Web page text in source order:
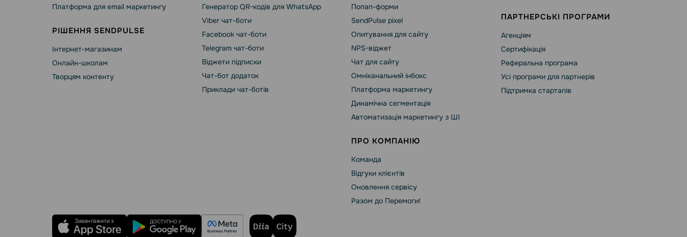
Платформа для email маркетингу
РІШЕННЯ SENDPULSE
Інтернет-магазинам
Онлайн-школам
Творцям контенту
Генератор QR-кодів для WhatsApp
Viber чат-боти
Facebook чат-боти
Telegram чат-боти
Віджети підписки
Чат-бот додаток
Приклади чат-ботів
Попап-форми
SendPulse pixel
Опитування для сайту
NPS-віджет
Чат для сайту
Омніканальний інбокс
Платформа маркетингу
Динамічна сегментація
Автоматизація маркетингу з ШІ
ПРО КОМПАНІЮ
Команда
Відгуки клієнтів
Оновлення сервісу
Разом до Перемоги!
ПАРТНЕРСЬКІ ПРОГРАМИ
Агенціям
Сертифікація
Реферальна програма
Усі програми для партнерів
Підтримка стартапів